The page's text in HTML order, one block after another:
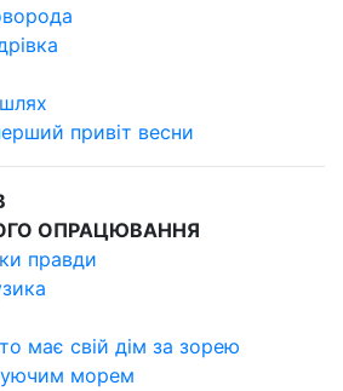
привіт весни
ОПРАЦЮВАННЯ
правди
має свій дім за зорею
морем